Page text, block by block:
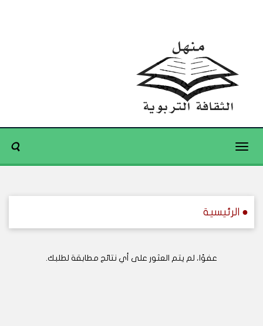
Toggle
● الرئيسية
عفوًا، لم يتم العثور على أي نتائج مطابقة لطلبك.